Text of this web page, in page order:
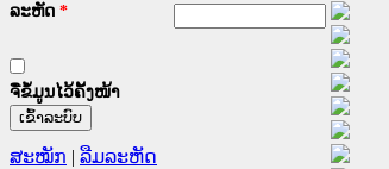
ລະຫັດ *
ຈື່ຂໍ້ມູນໄວ້ຄັ້ງໜ້າ
ສະໝັກ | ລືມລະຫັດ